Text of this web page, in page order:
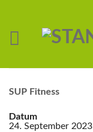
SUP Fitness
Datum
24. September 2023